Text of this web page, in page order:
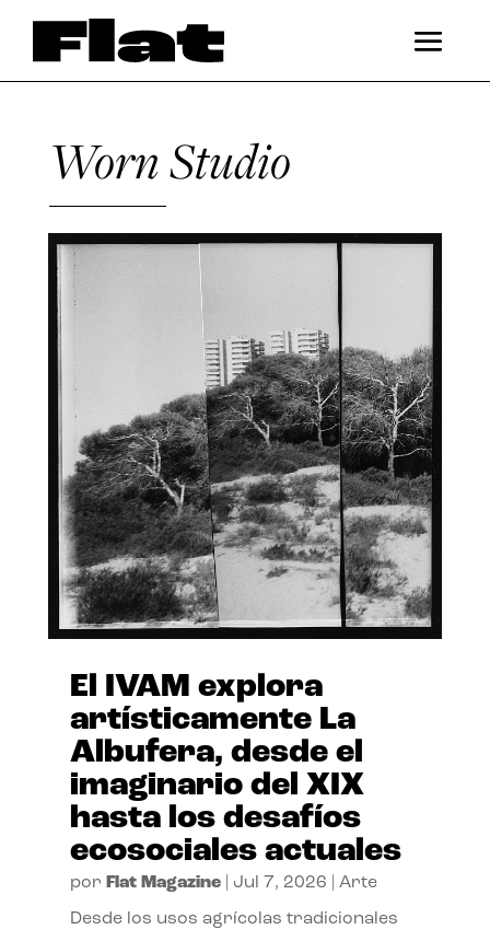
Worn Studio
El IVAM explora
artísticamente La
Albufera, desde el
imaginario del XIX
hasta los desafíos
ecosociales actuales
por Flat Magazine| Jul 7, 2026 Arte
Desde los usos agrícolas tradicionales